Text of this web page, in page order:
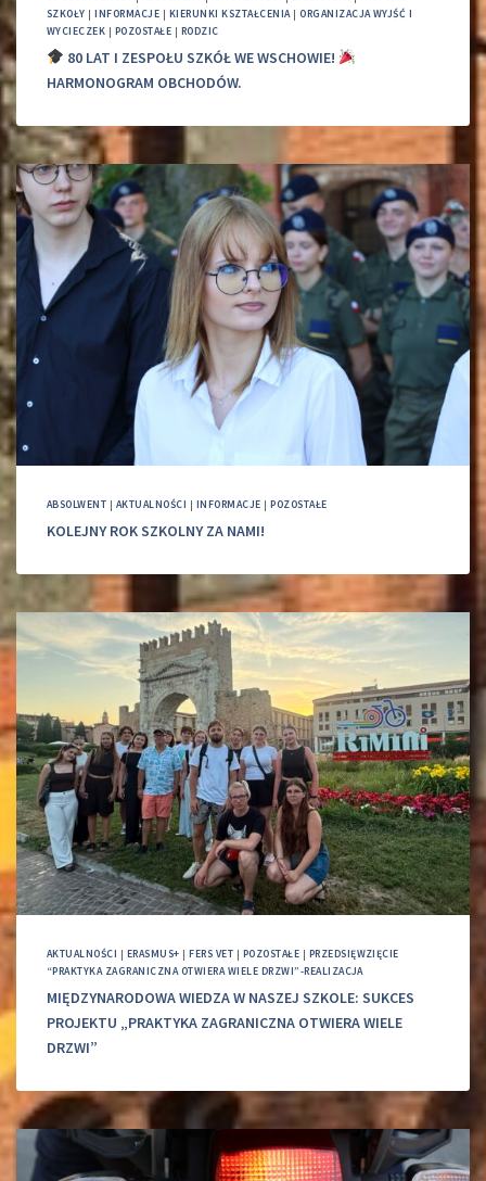
SZKOŁY |INFORMACJE | KIERUNKI KSZTAŁCENIA|ORGANIZACJA WYJŚĆ I
WYCIECZEK | POZOSTAŁE | RODZIC
80 LAT I ZESPOŁU SZKÓŁ WE WSCHOWIE!
HARMONOGRAM OBCHODÓW.
ABSOLWENT | AKTUALNOŚCI | INFORMACJE |POZOSTAŁE
KOLEJNY ROK SZKOLNY ZA NAMI!
AKTUALNOŚCI | ERASMUS+ |FERS VET | POZOSTAŁE | PRZEDSIĘWZIĘCIE
“PRAKTYKA ZAGRANICZNA OTWIERA WIELE DRZWI”-REALIZACJA
MIĘDZYNARODOWA WIEDZA W NASZEJ SZKOLE: SUKCES
PROJEKTU „PRAKTYKA ZAGRANICZNA OTWIERA WIELE
DRZWI”